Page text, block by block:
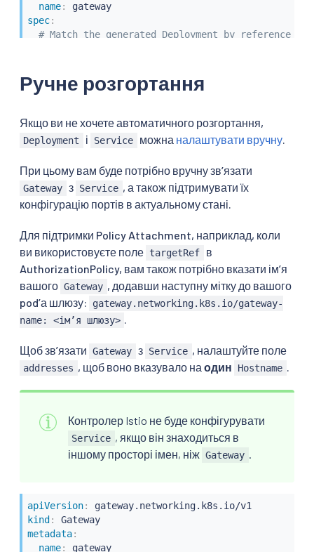
name:
gateway
spec:
# Match the generated Deployment by reference
kind: Deployment
minReplicas: 2
maxReplicas
metrics:
resource:
name: cpu
target:
averageUtilization : 50
---
apiVersion:
kind:
PodDisruptionBudget
metadata:
name:
gateway
spec
:
selector
# Match the generated Deployment by label
matchLabels:
Ручне розгортання
Якщо ви не хочете автоматичного розгортання,
Deployment і Service можна налаштувати вручну.
При цьому вам буде потрібно вручну зв’язати
Gateway з Service , а також підтримувати їх
конфігурацію портів в актуальному стані.
Для підтримки Policy Attachment, наприклад, коли
ви використовуєте поле targetRef
в
AuthorizationPolicy, вам також потрібно вказати імʼя
вашого Gateway , додавши наступну мітку до вашого
podʼа шлюзу:
gateway.networking.k8s.io/gateway-
name: <імʼя шлюзу> .
Щоб зв’язати Gateway з Service , налаштуйте поле
addresses , щоб воно вказувало на один Hostname .
Контролер Istio не буде конфігурувати
Service , якщо він знаходиться в
іншому просторі імен, ніж Gateway .
apiVersion:
kind :
Gateway
metadata:
name: gateway